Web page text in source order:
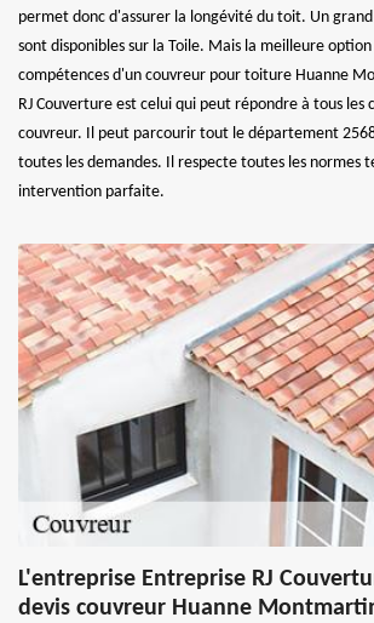
permet donc d'assurer la longévité du toit. Un
sont disponibles sur la Toile. Mais la meilleure
compétences d'un couvreur pour toiture Huanne
RJ Couverture est celui qui peut répondre à tous les
couvreur. Il peut parcourir tout le département
toutes les demandes. Il respecte toutes les normes
intervention parfaite.
L'entreprise Entreprise RJ
devis couvreur Huanne